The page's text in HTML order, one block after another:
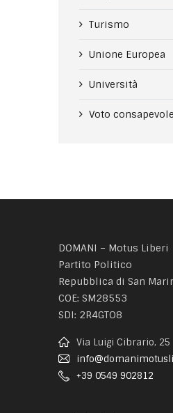
Turismo
Unione Europea
Università
Voto consapevole
DOMANI – Motus Liberi
Partito Politico
Repubblica di San
COE: SM28553
SDI: 2R4GTO8
Via Luigi Cibrario, 25
+39 0549 902812